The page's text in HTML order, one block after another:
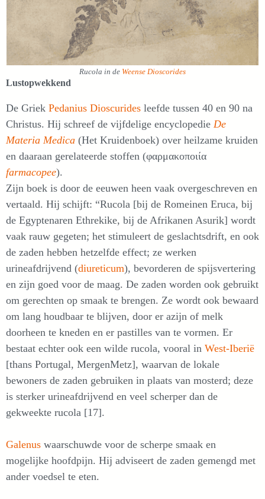
Rucola in de Weense Dioscorides
Lustopwekkend
De Griek Pedanius Dioscurides leefde tussen 40 en 90 na
Christus. Hij schreef de vijfdelige encyclopedie De
Materia Medica (Het Kruidenboek) over heilzame kruiden
en daaraan gerelateerde stoffen (φαρμακοποιία
farmacopee).
Zijn boek is door de eeuwen heen vaak overgeschreven en
vertaald. Hij schijft: “Rucola [bij de Romeinen Eruca, bij
de Egyptenaren Ethrekike, bij de Afrikanen Asurik] wordt
vaak rauw gegeten; het stimuleert de geslachtsdrift, en ook
de zaden hebben hetzelfde effect; ze werken
urineafdrijvend (diureticum), bevorderen de spijsvertering
en zijn goed voor de maag. De zaden worden ook gebruikt
om gerechten op smaak te brengen. Ze wordt ook bewaard
om lang houdbaar te blijven, door er azijn of melk
doorheen te kneden en er pastilles van te vormen. Er
bestaat echter ook een wilde rucola, vooral in West-Iberië
[thans Portugal, MergenMetz], waarvan de lokale
bewoners de zaden gebruiken in plaats van mosterd; deze
is sterker urineafdrijvend en veel scherper dan de
gekweekte rucola [17].
Galenus waarschuwde voor de scherpe smaak en
mogelijke hoofdpijn. Hij adviseert de zaden gemengd met
ander voedsel te eten.